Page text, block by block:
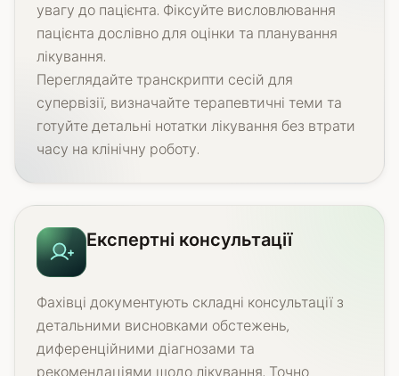
увагу до пацієнта. Фіксуйте висловлювання
пацієнта дослівно для оцінки та планування
лікування.
Переглядайте транскрипти сесій для
супервізії, визначайте терапевтичні теми та
готуйте детальні нотатки лікування без втрати
часу на клінічну роботу.
Експертні консультації
Фахівці документують складні консультації з
детальними висновками обстежень,
диференційними діагнозами та
рекомендаціями щодо лікування. Точно